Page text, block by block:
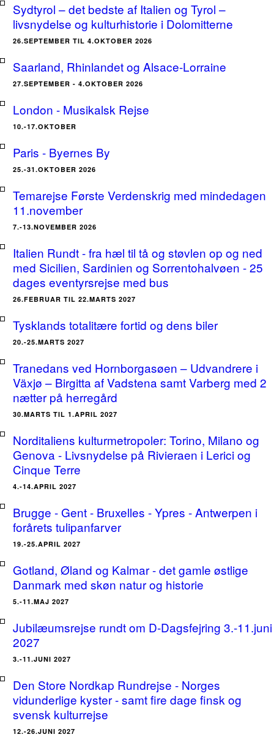
Sydtyrol – det bedste af Italien og Tyrol –
livsnydelse og kulturhistorie i Dolomitterne
26.SEPTEMBER TIL 4.OKTOBER 2026
Saarland, Rhinlandet og Alsace-Lorraine
27.SEPTEMBER - 4.OKTOBER 2026
London - Musikalsk Rejse
10.-17.OKTOBER
Paris - Byernes By
25.-31.OKTOBER 2026
Temarejse Første Verdenskrig med mindedagen
11.november
7.-13.NOVEMBER 2026
Italien Rundt - fra hæl til tå og støvlen op og ned
med Sicilien, Sardinien og Sorrentohalvøen - 25
dages eventyrsrejse med bus
26.FEBRUAR TIL 22.MARTS 2027
Tysklands totalitære fortid og dens biler
20.-25.MARTS 2027
Tranedans ved Hornborgasøen – Udvandrere i
Växjø – Birgitta af Vadstena samt Varberg med 2
nætter på herregård
30.MARTS TIL 1.APRIL 2027
Norditaliens kulturmetropoler: Torino, Milano og
Genova - Livsnydelse på Rivieraen i Lerici og
Cinque Terre
4.-14.APRIL 2027
Brugge - Gent - Bruxelles - Ypres - Antwerpen i
forårets tulipanfarver
19.-25.APRIL 2027
Gotland, Øland og Kalmar - det gamle østlige
Danmark med skøn natur og historie
5.-11.MAJ 2027
Jubilæumsrejse rundt om D-Dagsfejring 3.-11.juni
2027
3.-11.JUNI 2027
Den Store Nordkap Rundrejse - Norges
vidunderlige kyster - samt fire dage finsk og
svensk kulturrejse
12.-26.JUNI 2027